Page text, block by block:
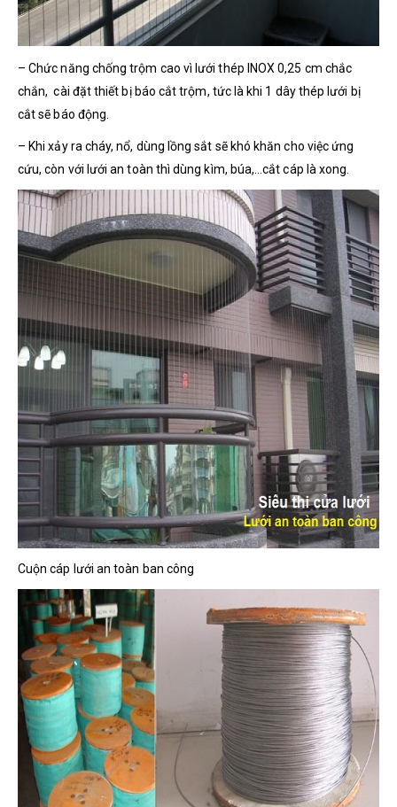
– Chức năng chống trộm cao vì lưới thép INOX 0,25 cm chắc
chắn, cài đặt thiết bị báo cắt trộm, tức là khi 1 dây thép lưới bị
cắt sẽ báo động.
– Khi xảy ra cháy, nổ, dùng lồng sắt sẽ khó khăn cho việc ứng
cứu, còn với lưới an toàn thì dùng kìm, búa,…cắt cáp là xong.
Cuộn cáp lưới an toàn ban công